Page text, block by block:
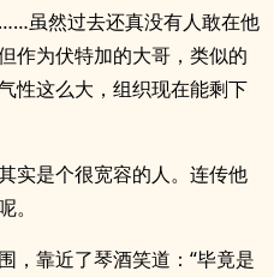
虽然过去还真没有人敢在他
作为伏特加的大哥，类似的
性这么大，组织现在能剩下
实是个很宽容的人。连传他
，靠近了琴酒笑道：“毕竟是